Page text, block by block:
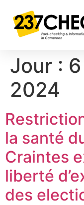
Jour :
2024
la santé
Craintes
liberté
des